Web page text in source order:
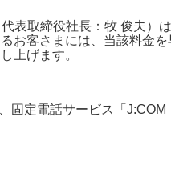
加入特典
表取締役社長：牧 俊夫）
客さまには、当該料金
上げます。
固定電話サービス「